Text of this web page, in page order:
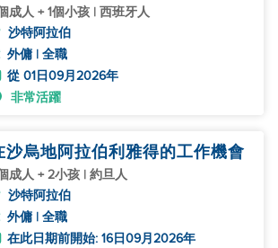
成人 + 1個小孩 | 西班牙人
沙特阿拉伯
外傭 | 全職
從 01日09月2026年
非常活躍
沙烏地阿拉伯利雅得的工作機會
成人 + 2小孩 | 約旦人
沙特阿拉伯
外傭 | 全職
在此日期前開始: 16日09月2026年